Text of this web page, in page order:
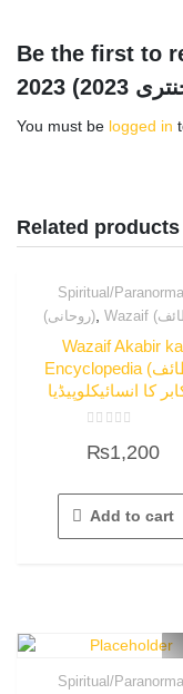
Be the first to
You must be logged in
Related products
Spiritual/
(روحانی),
Wazaif Akabir ka
Encyclopedia (وظائف
0
out
5
₨1,200
Add to cart
Spiritual/Paranormal